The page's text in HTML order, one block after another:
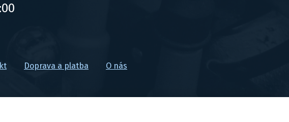
Doprava a platba O nás